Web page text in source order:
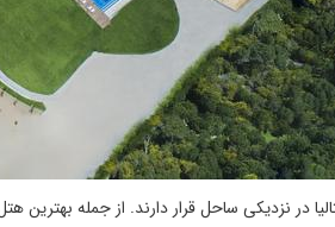
در نزدیکی ساحل قرار دارند. از جمله بهترین